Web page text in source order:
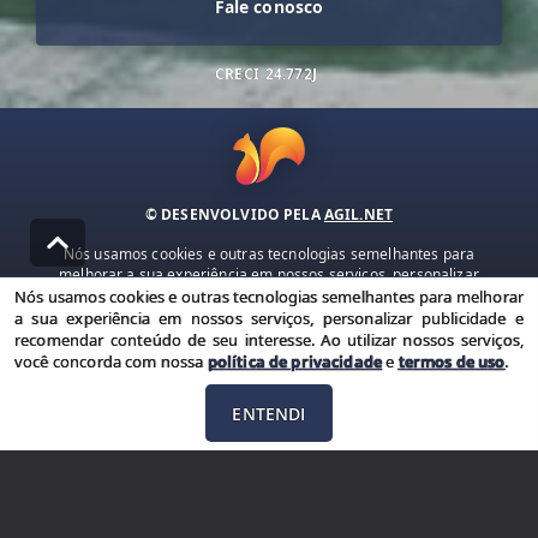
Fale conosco
CRECI 24.772J
© DESENVOLVIDO PELAAGIL.NET
Nós usamos cookies e outras tecnologias semelhantes para
melhorar a sua experiência em nossos serviços, personalizar
publicidade e recomendar conteúdo de seu interesse. Ao utilizar
nossos serviços, você concorda com nossa política de privacidade e
termos de uso.
Política de Privacidade Termos de uso
Nós usamos cookies e outras tecnologias semelhantes para melhorar
a sua experiência em nossos serviços, personalizar publicidade e
recomendar conteúdo de seu interesse. Ao utilizar nossos serviços,
você concorda com nossa política de privacidadeetermos de uso.
ENTENDI